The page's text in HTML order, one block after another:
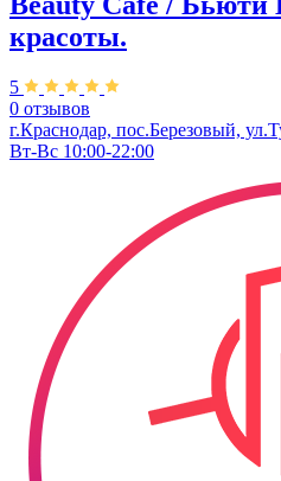
красоты.
5
0 отзывов
г.Краснодар, пос.Березовый,
Вт-Вс 10:00-22:00